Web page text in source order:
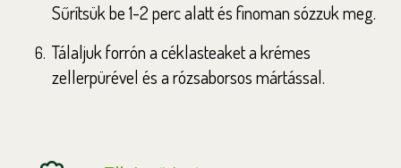
Sűrítsük be 1-2 perc alatt és finoman sózzuk meg.
Tálaljuk forrón a céklasteaket a krémes
zellerpürével és a rózsaborsos mártással.